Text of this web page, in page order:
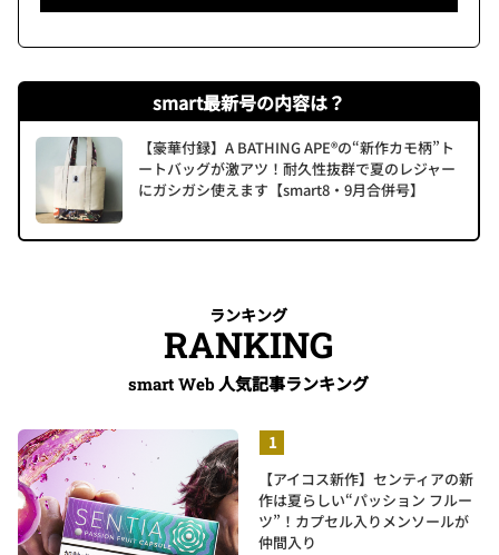
smart最新号の内容は？
【豪華付録】A BATHING APE®の“新作カモ柄”ト
ートバッグが激アツ！耐久性抜群で夏のレジャー
にガシガシ使えます【smart8・9月合併号】
ランキング
RANKING
smart Web人気記事ランキング
【アイコス新作】センティアの新
作は夏らしい“パッション フルー
ツ”！カプセル入りメンソールが
仲間入り